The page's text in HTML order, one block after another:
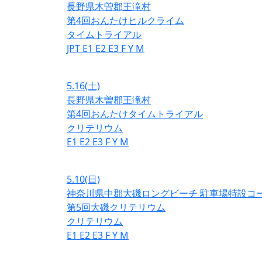
長野県木曽郡王滝村
第4回おんたけヒルクライム
タイムトライアル
JPT E1 E2 E3 FY M
5.16(土)
長野県木曽郡王滝村
第4回おんたけタイムトライアル
クリテリウム
E1 E2 E3 FY M
5.10(日)
神奈川県中郡大磯ロングビーチ 駐車場特設コ
第5回大磯クリテリウム
クリテリウム
E1 E2 E3 FY M